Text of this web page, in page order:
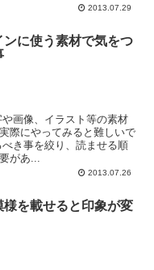
2013.07.29
ンに使う素材で気をつ
画像、イラスト等の素材
際にやってみると難しいで
き事を絞り、読ませる順
があ...
2013.07.26
様を載せると印象が変